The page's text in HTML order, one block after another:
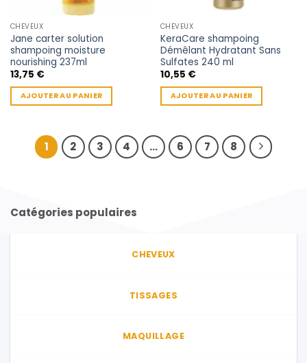
CHEVEUX
Jane carter solution
shampoing moisture
nourishing 237ml
13,75 €
AJOUTER AU PANIER
CHEVEUX
KeraCare shampoing
Démêlant Hydratant Sans
Sulfates 240 ml
10,55 €
AJOUTER AU PANIER
1 2 3 4 … 6 7 8
Catégories populaires
CHEVEUX
TISSAGES
MAQUILLAGE